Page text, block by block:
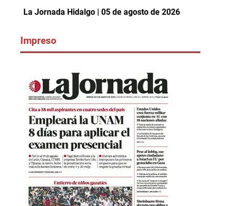
La Jornada Hidalgo | 05 de agosto de 2026
Impreso